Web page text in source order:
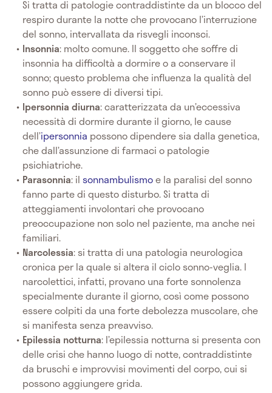
Si tratta di patologie contraddistinte da un blocco del
respiro durante la notte che provocano l’interruzione
del sonno, intervallata da risvegli inconsci.
Insonnia: molto comune. Il soggetto che soffre di
insonnia ha difficoltà a dormire o a conservare il
sonno; questo problema che influenza la qualità del
sonno può essere di diversi tipi.
Ipersonnia diurna: caratterizzata da un’eccessiva
necessità di dormire durante il giorno, le cause
dell’ipersonnia possono dipendere sia dalla genetica,
che dall’assunzione di farmaci o patologie
psichiatriche.
Parasonnia: ilsonnambulismoe la paralisi del sonno
fanno parte di questo disturbo. Si tratta di
atteggiamenti involontari che provocano
preoccupazione non solo nel paziente, ma anche nei
familiari.
Narcolessia: si tratta di una patologia neurologica
cronica per la quale si altera il ciclo sonno-veglia. I
narcolettici, infatti, provano una forte sonnolenza
specialmente durante il giorno, così come possono
essere colpiti da una forte debolezza muscolare, che
si manifesta senza preavviso.
Epilessia notturna: l’epilessia notturna si presenta con
delle crisi che hanno luogo di notte, contraddistinte
da bruschi e improvvisi movimenti del corpo, cui si
possono aggiungere grida.